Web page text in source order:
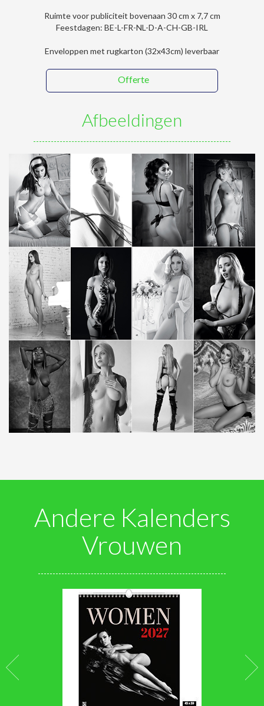
Ruimte voor publiciteit bovenaan 30 cm x 7,7 cm
Feestdagen: BE-L-FR-NL-D-A-CH-GB-IRL
Enveloppen met rugkarton (32x43cm) leverbaar
Offerte
Afbeeldingen
Andere Kalenders
Vrouwen